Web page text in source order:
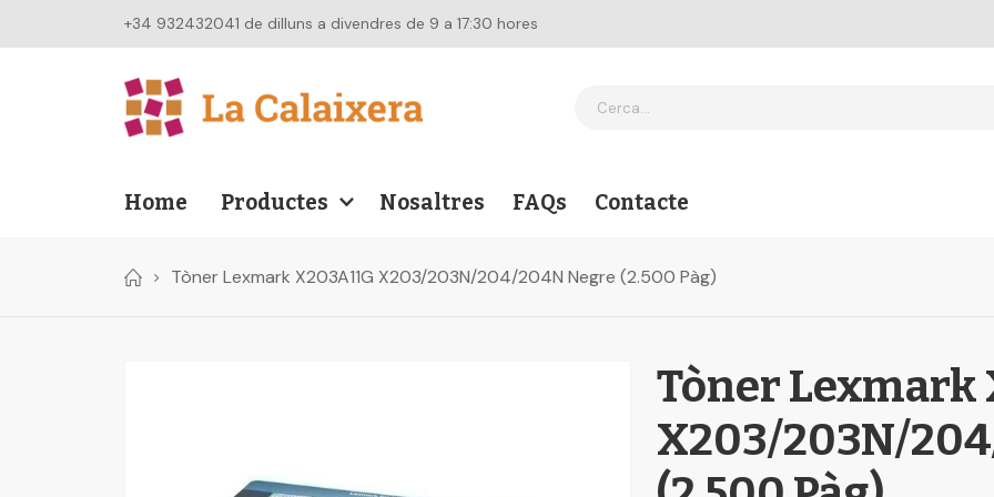
+34 932432041 de dilluns a divendres de 9 a 17:30 hores
Home Productes Nosaltres FAQs Contacte
Tòner Lexmark X203A11G X203/203N/204/204N Negre (2.500 Pàg)
Tòner Lexmark
X203/203N/